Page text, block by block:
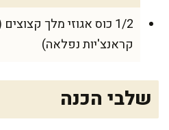
1/2 כוס אגוזי מלך
קראנצ'יות נפלאה)
שלבי הכנה